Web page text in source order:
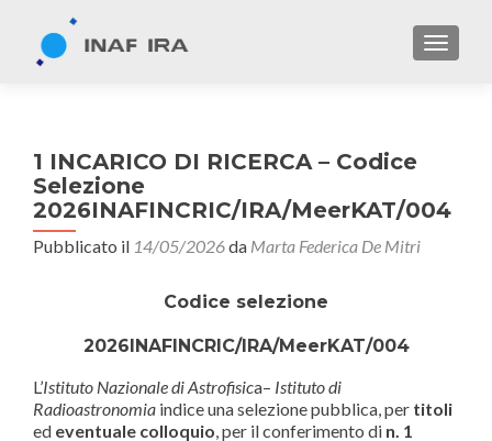
1 INCARICO DI RICERCA – Codice
Selezione
2026INAFINCRIC/IRA/MeerKAT/004
Pubblicato il 14/05/2026da Marta Federica De Mitri
Codice selezione
2026INAFINCRIC/IRA/MeerKAT/004
L’Istituto Nazionale di Astrofisica– Istituto di
Radioastronomia indice una selezione pubblica, per titoli
ed eventuale colloquio, per il conferimento di n. 1